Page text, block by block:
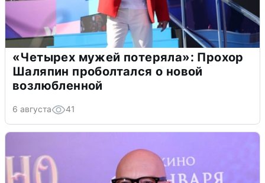
«Четырех мужей потеряла»: Прохор
Шаляпин проболтался о новой
возлюбленной
6 августа 41